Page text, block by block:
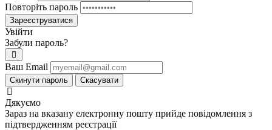
Повторіть пароль
Зареєструватися
Увійти
Забули пароль?
Ваш Email
Скинути пароль Скасувати
Дякуємо
Зараз на вказану електронну пошту прийде повідомлення з
підтвердженням реєстрації